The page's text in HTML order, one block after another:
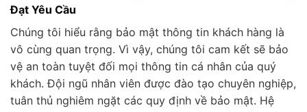
Đạt Yêu Cầu
Chúng tôi hiểu rằng bảo mật thông tin khách hàng là
vô cùng quan trọng. Vì vậy, chúng tôi cam kết sẽ bảo
vệ an toàn tuyệt đối mọi thông tin cá nhân của quý
khách. Đội ngũ nhân viên được đào tạo chuyên nghiệp,
tuân thủ nghiêm ngặt các quy định về bảo mật. Hệ